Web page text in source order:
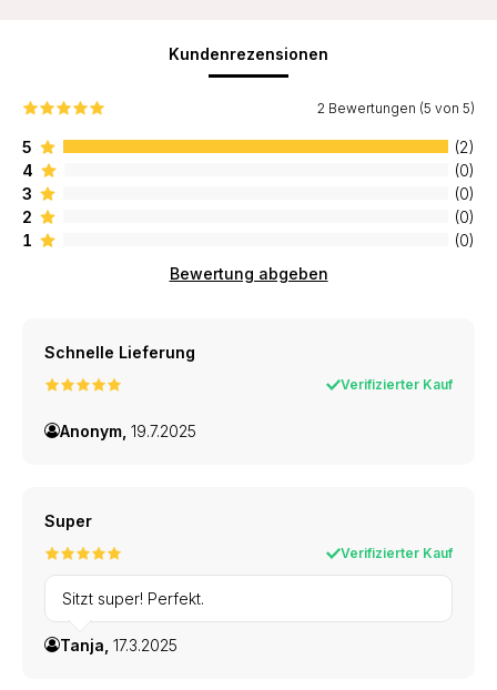
Kundenrezensionen
2 Bewertungen (5 von 5)
5
(2)
4
(0)
3
(0)
2
(0)
1
(0)
Bewertung abgeben
Schnelle Lieferung
Verifizierter Kauf
Anonym, 19.7.2025
Super
Verifizierter Kauf
Sitzt super! Perfekt.
Tanja, 17.3.2025